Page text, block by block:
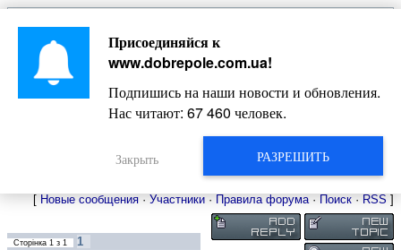
Главная
Новости
Довідкова
Фото
Оголошення
Видео
Жизнь Добропольского края
[ Новые сообщения · Участники · Правила форума· Поиск · RSS ]
Сторінка 1 з 1 1
Присоединяйся к
www.dobrepole.com.ua!
Подпишись на наши новости и обновления.
Нас читают: 67 460 человек.
РАЗРЕШИТЬ
Закрыть